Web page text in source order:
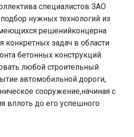
специалистов ЗАО
нужных технологий из
решенийконцерна
конкретных задач в области
бетонных конструкций.
любой строительный
автомобильной дороги,
сооружение,начиная с
вплоть до его успешного